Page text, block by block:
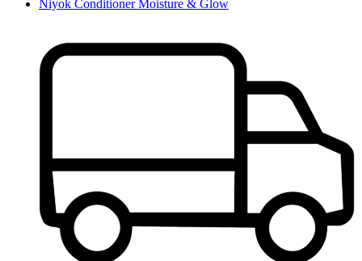
Niyok Conditioner Moisture & Glow